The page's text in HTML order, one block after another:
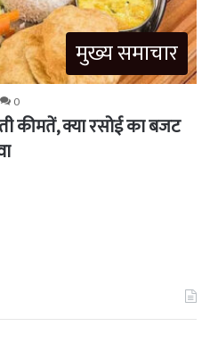
मुख्य समाचार
0
कीमतें, क्या रसोई का बजट